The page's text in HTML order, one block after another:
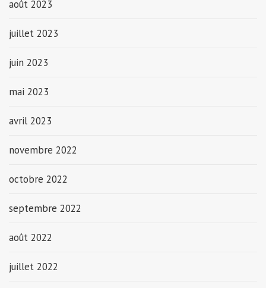
août 2023
juillet 2023
juin 2023
mai 2023
avril 2023
novembre 2022
octobre 2022
septembre 2022
août 2022
juillet 2022